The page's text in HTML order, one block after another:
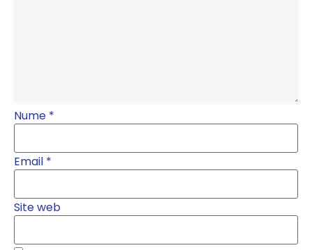
Nume *
Email *
Site web